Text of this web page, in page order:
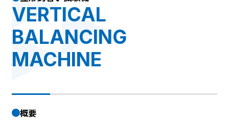
募集要項
お問い合わせ
VERTICAL
BALANCING
MACHINE
概要